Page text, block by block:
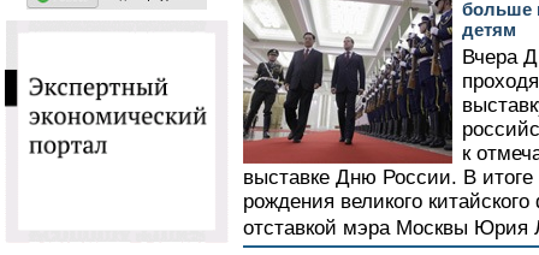
больше
детям
Вчера
к
выставке Дню России. В
рождения великого
отставкой мэра Москвы Юрия